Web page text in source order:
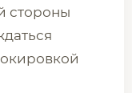
стороны